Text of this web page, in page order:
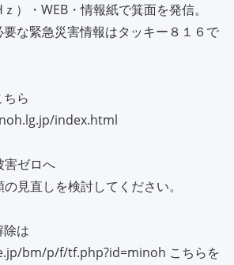
）・WEB・情報紙で箕面を発信。
な緊急災害情報はタッキー８１６で
ら
index.html
害ゼロへ
見直しを検討してください。
は
bm/p/f/tf.php?id=minoh こちらを